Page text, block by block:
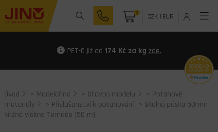
0 CZK| EUR
PET-G již od 174 Kč za kg zde.
Úvod > Modelařina > Stavba modelu > Potahové
materiály
> Příslušenství k potahování > Skelná páska 50mm
křižná vlákna Tornádo (50 m)